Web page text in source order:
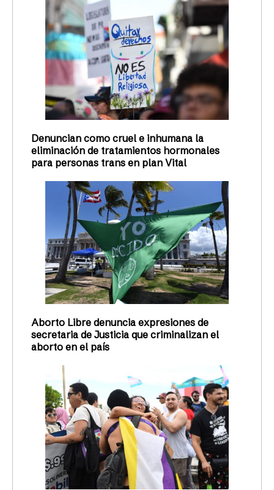
Denuncian como cruel e inhumana la
eliminación de tratamientos hormonales
para personas trans en plan Vital
Aborto Libre denuncia expresiones de
secretaria de Justicia que criminalizan el
aborto en el país